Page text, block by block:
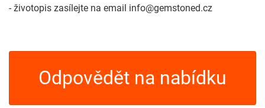
- životopis zasílejte na email info@gemstoned.cz
Odpovědět na nabídku